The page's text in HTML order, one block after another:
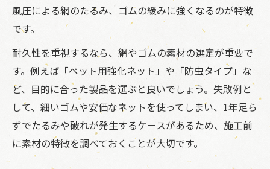
風圧による網のたるみ、ゴムの緩みに強くなるのが特徴
です。
耐久性を重視するなら、網やゴムの素材の選定が重要で
す。例えば「ペット用強化ネット」や「防虫タイプ」な
ど、目的に合った製品を選ぶと良いでしょう。失敗例と
して、細いゴムや安価なネットを使ってしまい、1年足ら
ずでたるみや破れが発生するケースがあるため、施工前
に素材の特徴を調べておくことが大切です。